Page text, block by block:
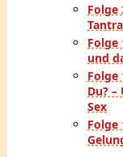
Folge
Folge
und
Folge
Du?
Sex
Folge